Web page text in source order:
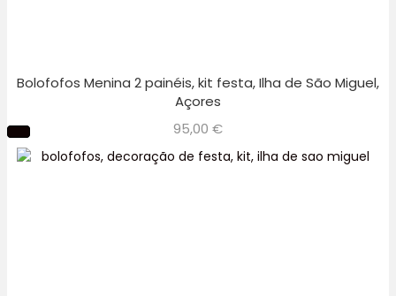
Bolofofos Menina 2 painéis, kit festa, Ilha de São Miguel,
Açores
95,00 €